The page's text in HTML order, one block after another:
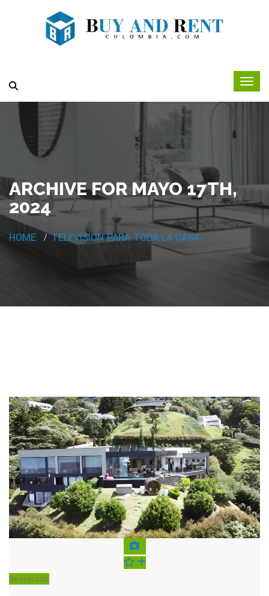
ARCHIVE FOR MAYO 17TH,
2024
HOME TELEVISIÓN PARA TODA LA CASA
Destacado